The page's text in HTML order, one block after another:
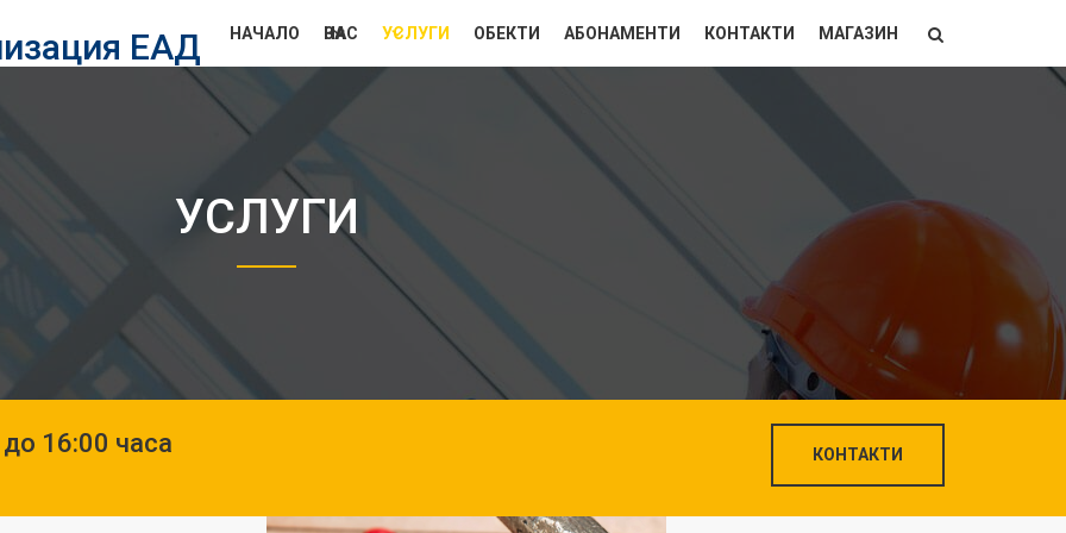
ЕАД
НАЧАЛО ЗА НАС УСЛУГИ ОБЕКТИ АБОНАМЕНТИ КОНТАКТИ МАГАЗИН
УСЛУГИ
16:00 часа КОНТАКТИ